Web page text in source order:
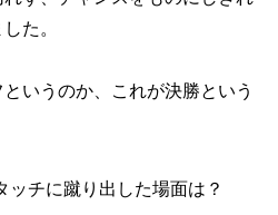
た。
いうのか、これが決勝という
チに蹴り出した場面は？